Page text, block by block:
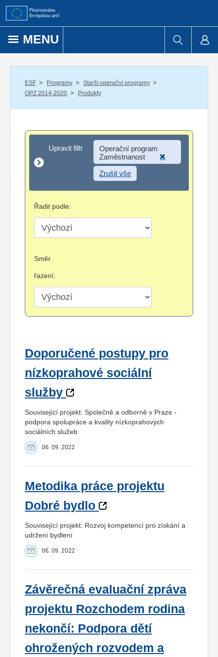
Přejít k obsahu
MENU
ESF / Programy / Starší operační programy /
OPZ 2014-2020 / Produkty
Upravit filtr
Upravit filtr
Operační program
Zaměstnanost
Zrušit vše
Řadit podle:
Směr
řazení:
Doporučené postupy pro
nízkoprahové sociální
služby
Související projekt: Společně a odborně v Praze -
podpora spolupráce a kvality nízkoprahových
sociálních služeb
06. 09. 2022
Metodika práce projektu
Dobré bydlo
Související projekt: Rozvoj kompetencí pro získání a
udržení bydlení
06. 09. 2022
Závěrečná evaluační zpráva
projektu Rozchodem rodina
nekončí: Podpora dětí
ohrožených rozvodem a